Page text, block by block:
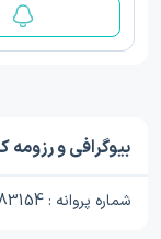
بیوگرافی و رزومه
شماره پروانه : 1783154